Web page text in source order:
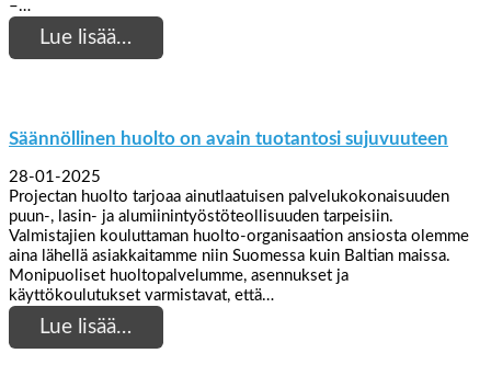
–…
Lue lisää…
Säännöllinen huolto on avain tuotantosi sujuvuuteen
28-01-2025
Projectan huolto tarjoaa ainutlaatuisen palvelukokonaisuuden
puun-, lasin- ja alumiinintyöstöteollisuuden tarpeisiin.
Valmistajien kouluttaman huolto-organisaation ansiosta olemme
aina lähellä asiakkaitamme niin Suomessa kuin Baltian maissa.
Monipuoliset huoltopalvelumme, asennukset ja
käyttökoulutukset varmistavat, että…
Lue lisää…